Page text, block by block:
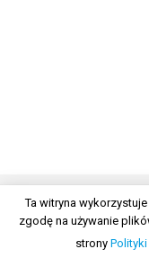
© 2026 Wszelkie
Ta witryna
zgodę na używanie
strony